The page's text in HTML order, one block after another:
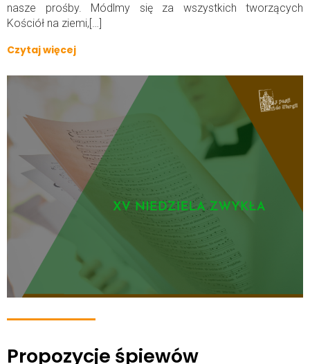
nasze prośby. Módlmy się za wszystkich tworzących
Kościół na ziemi,[…]
Czytaj więcej
Propozycje śpiewów